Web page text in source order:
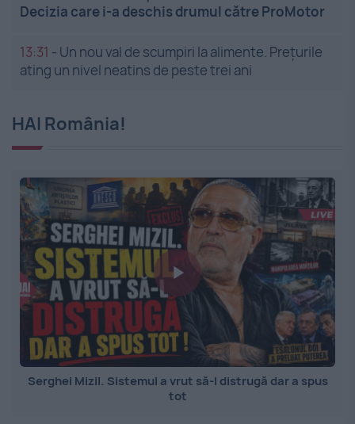
Decizia care i-a deschis drumul către ProMotor
13:31 - Un nou val de scumpiri la alimente. Prețurile
ating un nivel neatins de peste trei ani
HAI România!
Serghei Mizil. Sistemul a vrut să-l distrugă dar a spus
tot